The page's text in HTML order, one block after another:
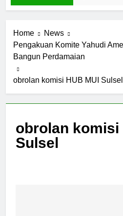
Home
News
Pengakuan Komite Yahudi
Bangun Perdamaian
obrolan komisi HUB MUI Sulsel
obrolan komisi
Sulsel